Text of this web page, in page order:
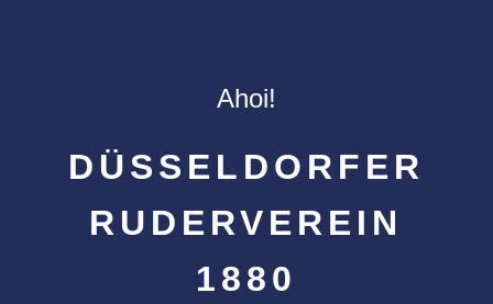
Ahoi!
DÜSSELDORFER
RUDERVEREIN
1880